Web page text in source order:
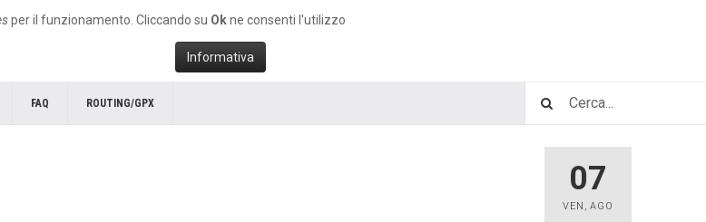
per il funzionamento. Cliccando su Okne consenti l'utilizzo
Informativa
FAQ ROUTING/GPX
07
VEN , AGO